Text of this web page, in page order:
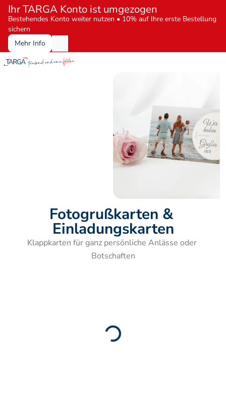
Ihr TARGA Konto ist umgezogen
Bestehendes Konto weiter nutzen • 10% auf Ihre erste Bestellung
sichern
Mehr Info
Fotogrußkarten &
Einladungskarten
Klappkarten für ganz persönliche Anlässe oder
Botschaften